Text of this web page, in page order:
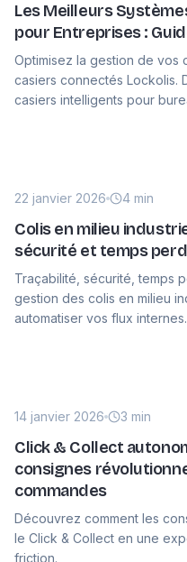
Les Meilleurs
pour Entreprises :
Optimisez la gestion de vos
casiers connectés Lockolis.
casiers intelligents pour
22 janvier 2026 4 min
Colis en milieu
sécurité et temps
Traçabilité, sécurité, temps
gestion des colis en milieu
automatiser vos flux internes.
14 janvier 2026 3 min
Click & Collect
consignes
commandes
Découvrez comment les
le Click & Collect en une
friction.